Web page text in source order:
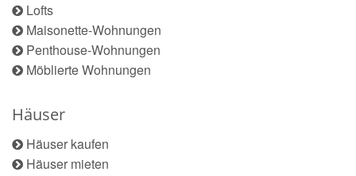
Lofts
Maisonette-Wohnungen
Penthouse-Wohnungen
Möblierte Wohnungen
Häuser
Häuser kaufen
Häuser mieten